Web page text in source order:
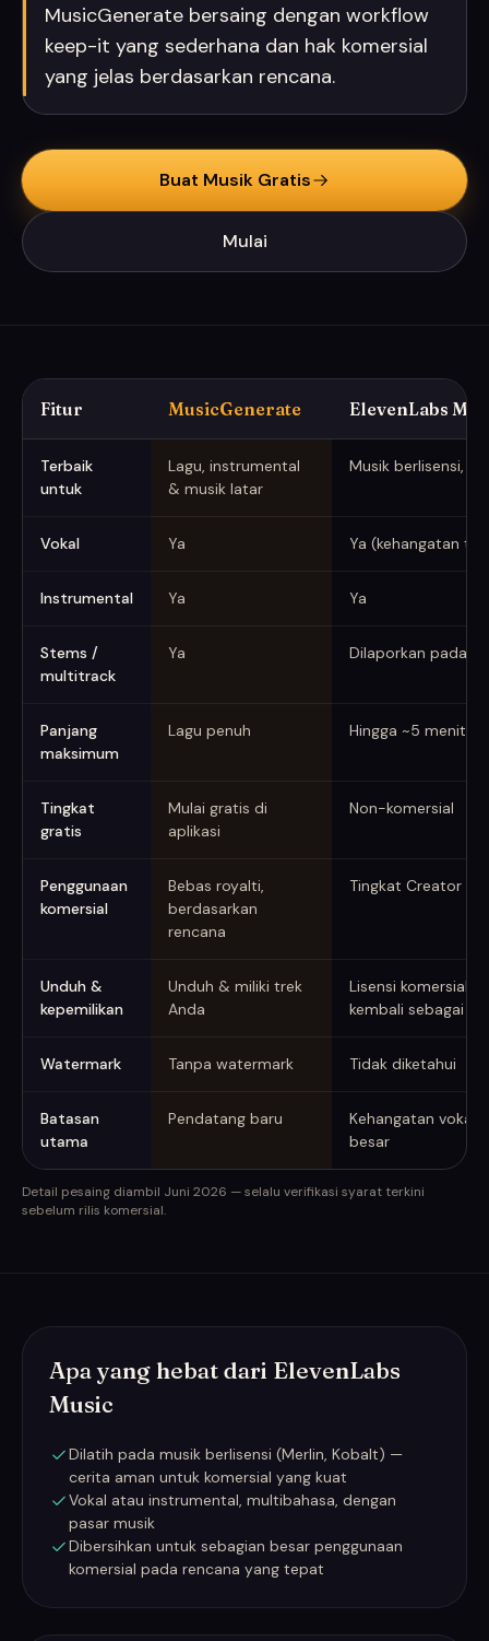
MusicGenerate bersaing dengan workflow
keep-it yang sederhana dan hak komersial
yang jelas berdasarkan rencana.
Buat Musik Gratis
Mulai
Fitur MusicGenerate ElevenLabs
Terbaik
untuk
Lagu, instrumental
& musik latar
Musik berlisensi,
Vokal Ya Ya (kehangatan
Instrumental Ya Ya
Stems /
multitrack
Ya Dilaporkan pada
Panjang
maksimum
Lagu penuh Hingga ~5 menit
Tingkat
gratis
Mulai gratis di
aplikasi
Non-komersial
Penggunaan
komersial
Bebas royalti,
berdasarkan
rencana
Tingkat Creator
Unduh &
kepemilikan
Unduh & miliki trek
Anda
Lisensi komersial;
kembali sebagai
Watermark Tanpa watermark Tidak diketahui
Batasan
utama
Pendatang baru
Kehangatan vokal;
besar
Detail pesaing diambil Juni 2026 — selalu verifikasi syarat terkini
sebelum rilis komersial.
Apa yang hebat dari ElevenLabs
Music
Dilatih pada musik berlisensi (Merlin, Kobalt) —
cerita aman untuk komersial yang kuat
Vokal atau instrumental, multibahasa, dengan
pasar musik
Dibersihkan untuk sebagian besar penggunaan
komersial pada rencana yang tepat